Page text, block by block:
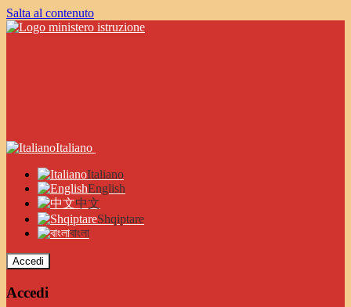
Salta al contenuto
Italiano
Italiano
English
中文
Shqiptare
বাংলা
Accedi
Accedi